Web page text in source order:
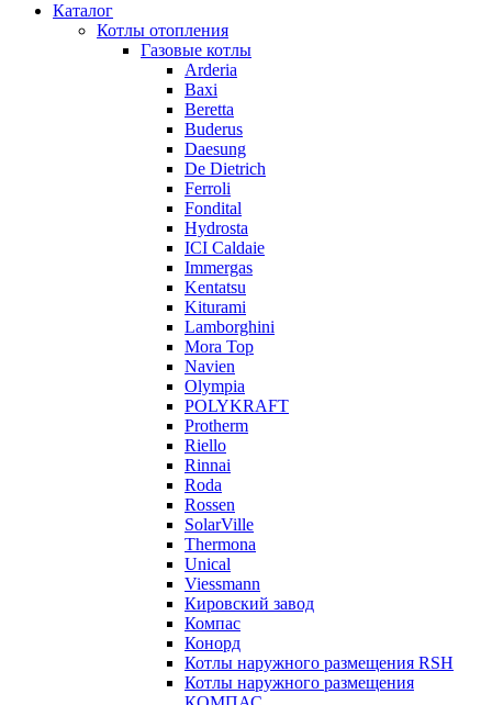
Каталог
Котлы отопления
Газовые котлы
Arderia
Baxi
Beretta
Buderus
Daesung
De Dietrich
Ferroli
Fondital
Hydrosta
ICI Caldaie
Immergas
Kentatsu
Kiturami
Lamborghini
Mora Top
Navien
Olympia
POLYKRAFT
Protherm
Riello
Rinnai
Roda
Rossen
SolarVille
Thermona
Unical
Viessmann
Кировский завод
Компас
Конорд
Котлы наружного размещения RSH
Котлы наружного размещения